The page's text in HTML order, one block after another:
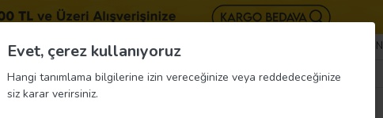
BIZE ULAŞIN
Evet, çerez kullanıyoruz
Hangi tanımlama bilgilerine izin vereceğinize veya reddedeceğinize
siz karar verirsiniz.